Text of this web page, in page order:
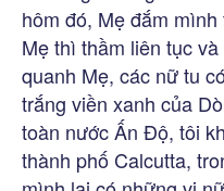
hôm đó, Mẹ đắm
Mẹ thì thầm liên tục
quanh Mẹ, các nữ tu
trắng viền xanh của
toàn nước Ấn Độ, tôi
thành phố Calcutta,